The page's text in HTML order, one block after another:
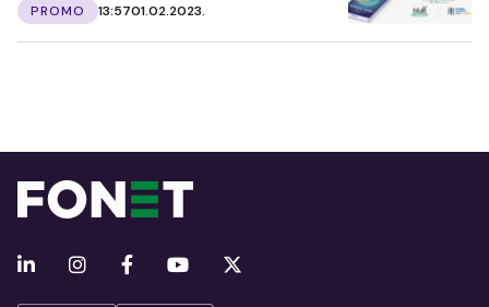
PROMO 13:5701.02.2023.